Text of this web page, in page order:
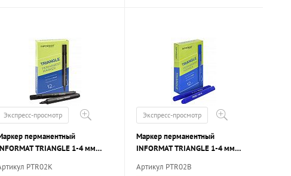
Экспресс-просмотр
перманентный
TRIANGLE 1-4 мм
PTR02K
Экспресс-просмотр
Маркер перманентный
INFORMAT TRIANGLE 1-4 мм
Артикул PTR02B